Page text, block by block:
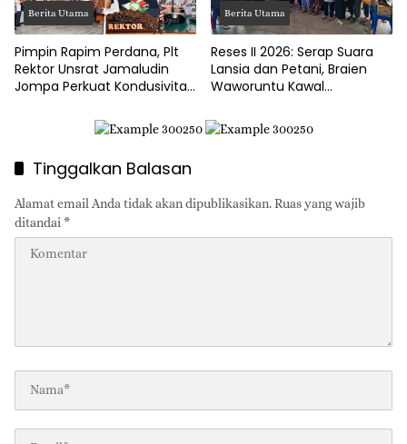
Berita Utama
Pimpin Rapim Perdana, Plt
Rektor Unsrat Jamaludin
Jompa Perkuat Kondusivitas
Berita Utama
Reses II 2026: Serap Suara
Lansia dan Petani, Braien
Waworuntu Kawal
Tinggalkan Balasan
Alamat email Anda tidak akan dipublikasikan.Ruas yang wajib
ditandai *